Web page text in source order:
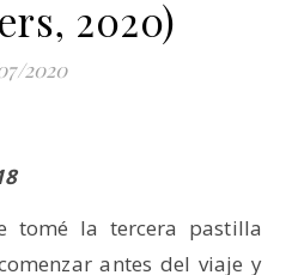
2020)
2020
tomé la tercera pastilla
antes del viaje y